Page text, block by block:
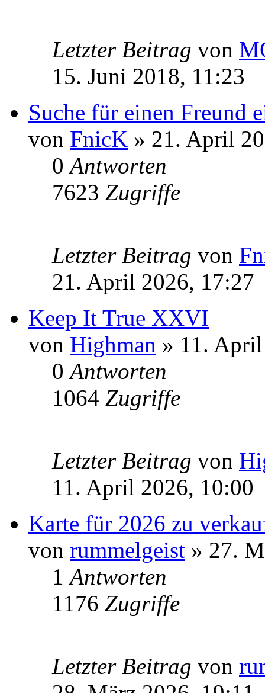
Letzter Beitrag von
15. Juni 2018, 11:23
Suche für einen Freund
von FnicK » 21. April
0Antworten
7623 Zugriffe
Letzter Beitrag von
21. April 2026, 17:27
Keep It True XXVI
von Highman » 11.
0Antworten
1064 Zugriffe
Letzter Beitrag von
11. April 2026, 10:00
Karte für 2026 zu
von rummelgeist » 27.
1Antworten
1176 Zugriffe
Letzter Beitrag von